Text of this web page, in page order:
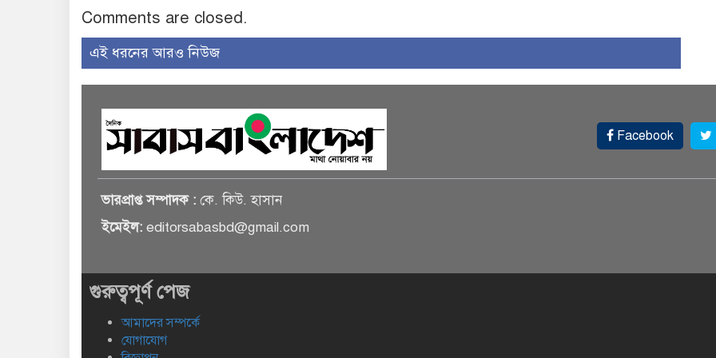
Comments are closed.
এই ধরনের আরও নিউজ
Facebook
ভারপ্রাপ্ত সম্পাদক : কে. কিউ. হাসান
ইমেইল: editorsabasbd@gmail.com
গুরুত্বপূর্ণ পেজ
আমাদের সম্পর্কে
যোগাযোগ